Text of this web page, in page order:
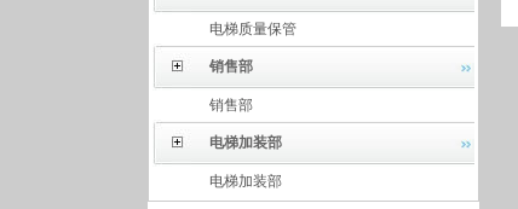
电梯质量保管
销售部
销售部
电梯加装部
电梯加装部